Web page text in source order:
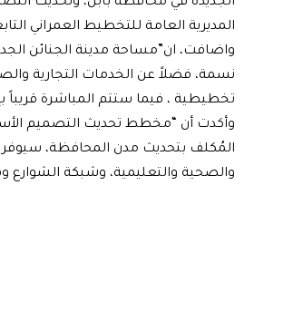
المديرية العامة للتخطيط العمراني
نسمة، فضلاً عن الخدمات التجارية
تخطيطية ، فيما ستتم المباشرة قريباً
وأكدت أن “مخطط تحديث التصميم
المُكلف بتحديث مدن المحافظة، سيوفر
والصحية والتعليمية، وشبكة الشوارع وفق